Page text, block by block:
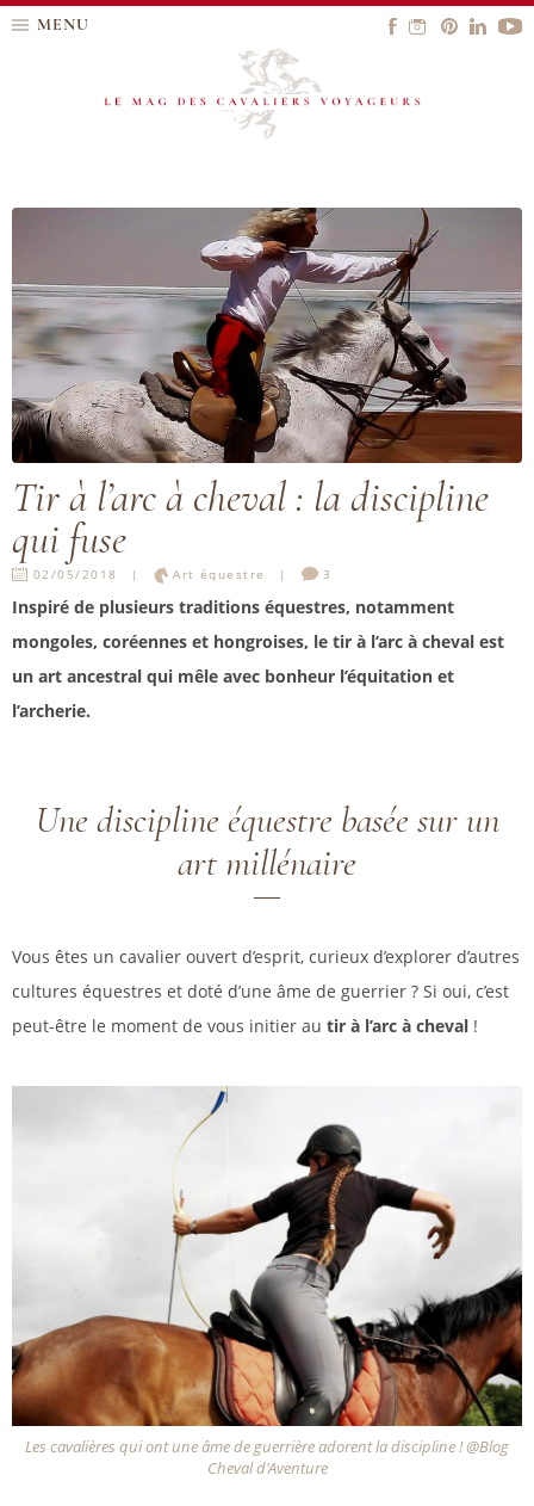
MENU
Tir à l’arc à cheval : la discipline
qui fuse
02/05/2018 Art équestre 3
Inspiré de plusieurs traditions équestres, notamment
mongoles, coréennes et hongroises, le tir à l’arc à cheval est
un art ancestral qui mêle avec bonheur l’équitation et
l’archerie.
Une discipline équestre basée sur un
art millénaire
Vous êtes un cavalier ouvert d’esprit, curieux d’explorer d’autres
cultures équestres et doté d’une âme de guerrier ? Si oui, c’est
peut-être le moment de vous initier au tir à l’arc à cheval !
Les cavalières qui ont une âme de guerrière adorent la discipline ! @Blog
Cheval d'Aventure